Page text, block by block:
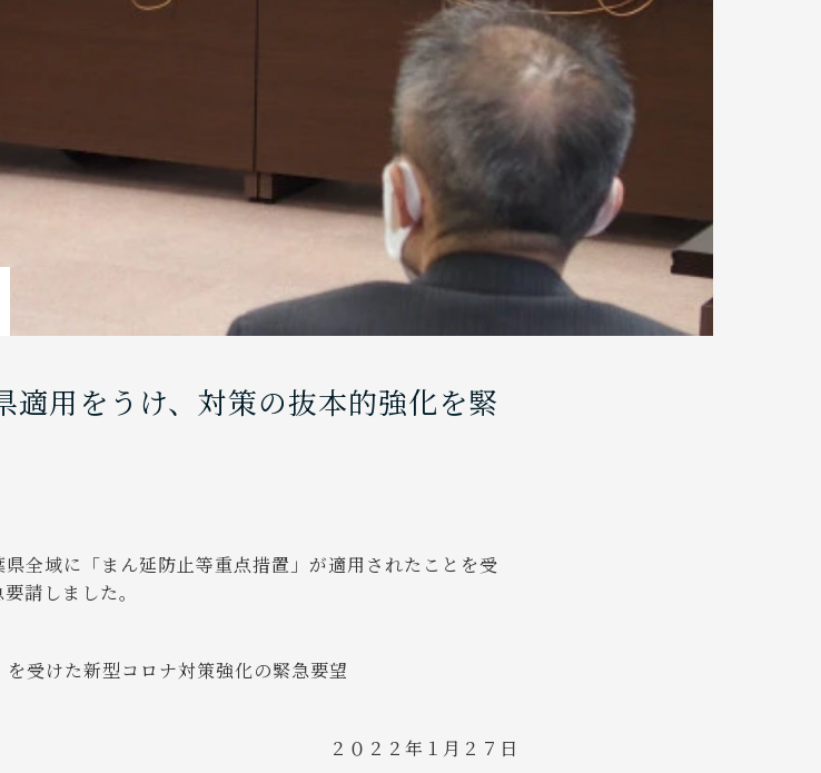
適用をうけ、対策の抜本的強化を緊
全域に「まん延防止等重点措置」が適用されたことを受
請しました。
を受けた新型コロナ対策強化の緊急要望
２０２２年１月２７日